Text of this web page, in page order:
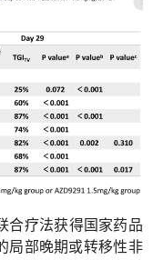
合疗法获得国家药品
局部晚期或转移性非